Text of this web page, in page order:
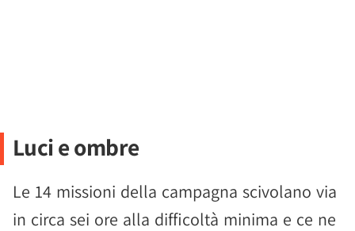
Luci e ombre
Le 14 missioni della campagna scivolano via
in circa sei ore alla difficoltà minima e ce ne